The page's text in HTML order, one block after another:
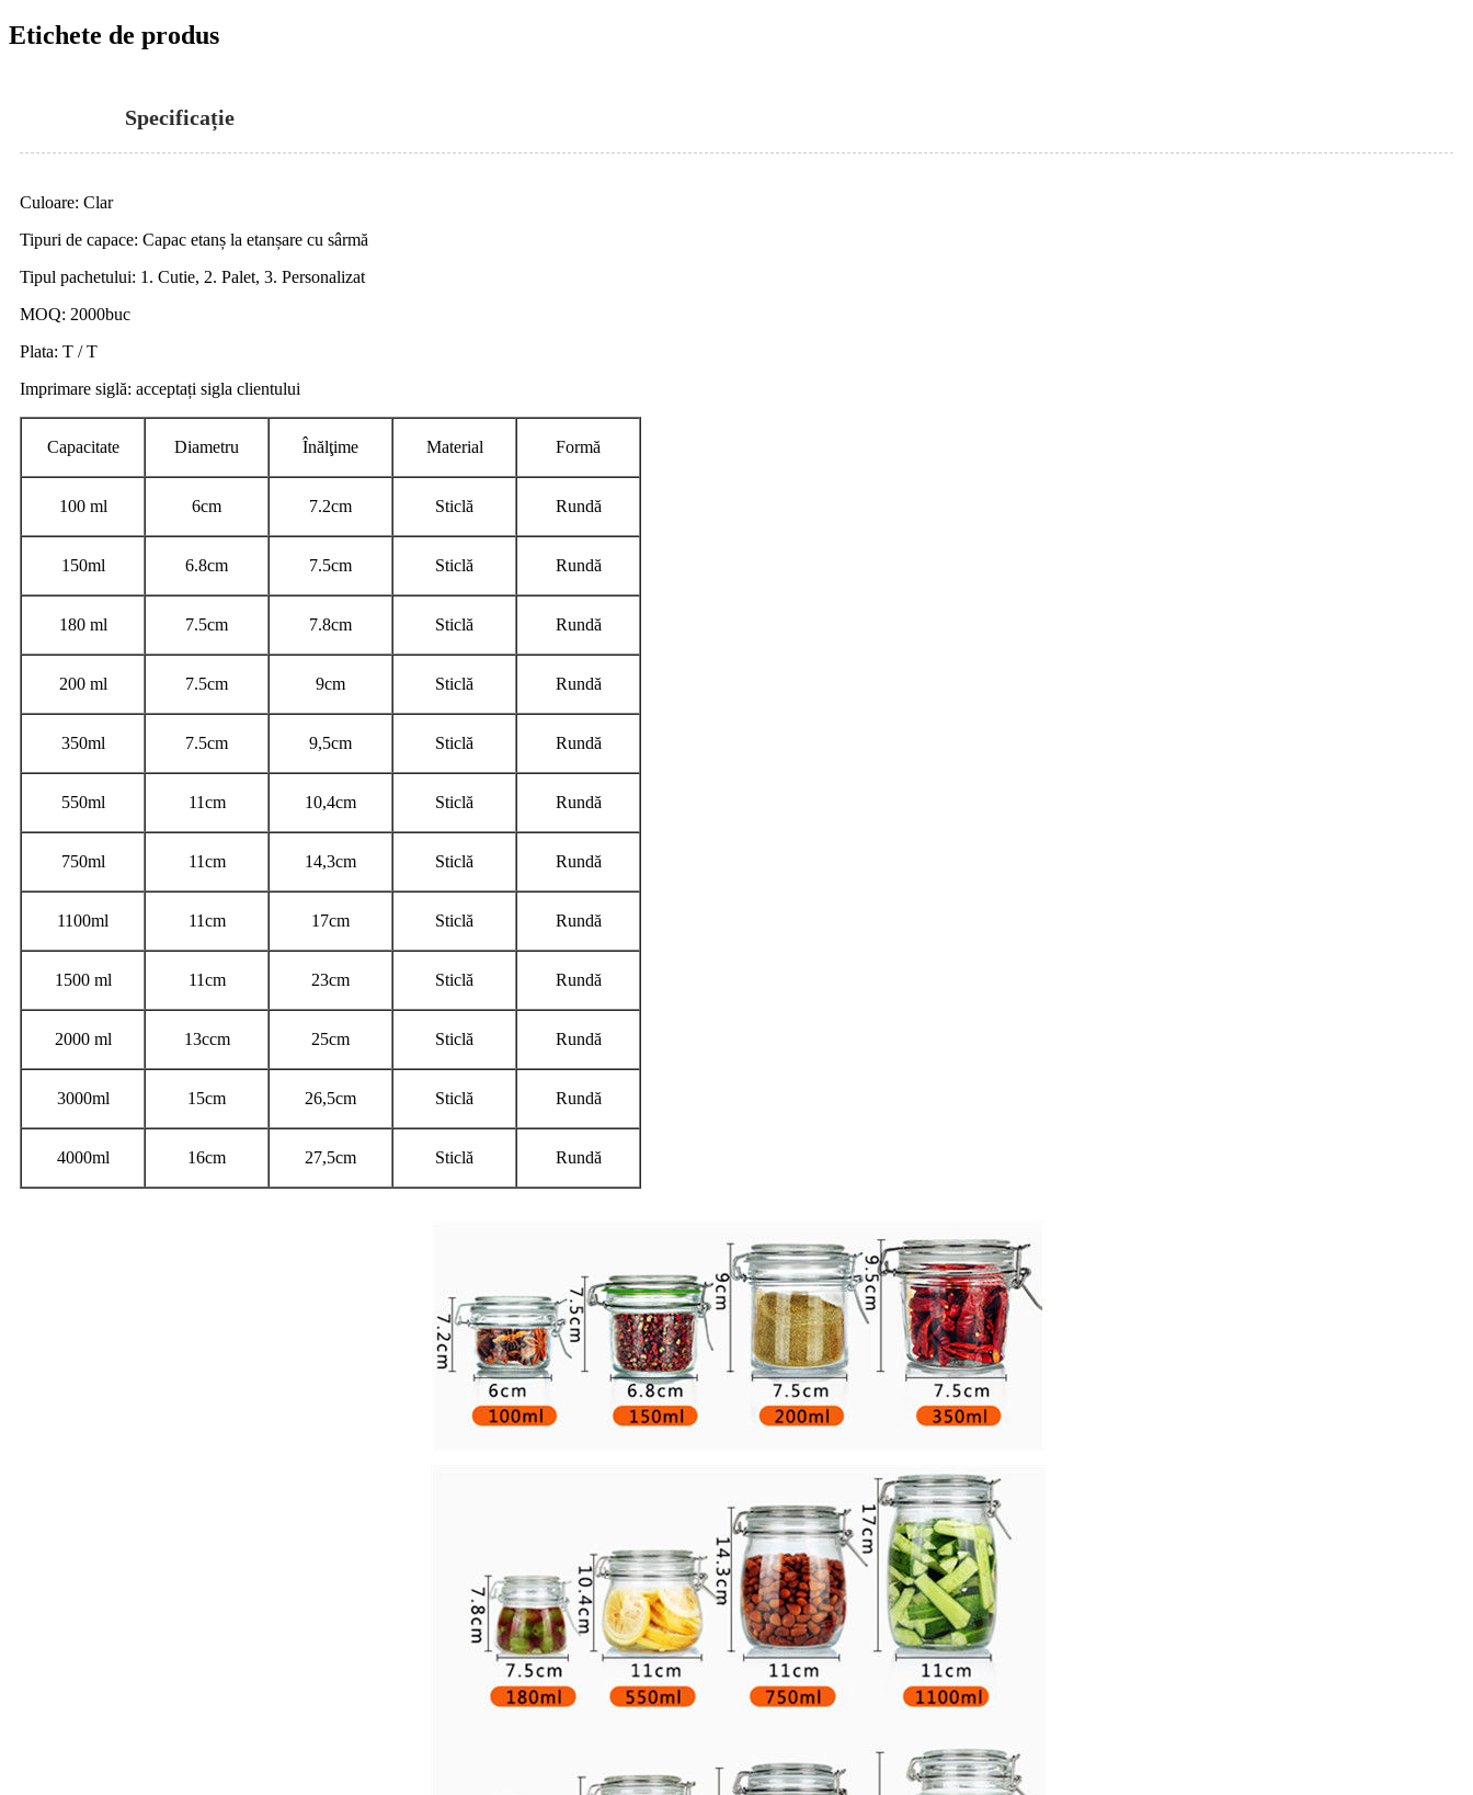
Etichete de produs
Specificație
Culoare: Clar
Tipuri de capace: Capac etanș la etanșare cu sârmă
Tipul pachetului: 1. Cutie, 2. Palet, 3. Personalizat
MOQ: 2000buc
Plata: T / T
Imprimare siglă: acceptați sigla clientului
Capacitate Diametru Înălţime Material Formă
100 ml 6cm 7.2cm Sticlă Rundă
150ml 6.8cm 7.5cm Sticlă Rundă
180 ml 7.5cm 7.8cm Sticlă Rundă
200 ml 7.5cm 9cm Sticlă Rundă
350ml 7.5cm 9,5cm Sticlă Rundă
550ml 11cm 10,4cm Sticlă Rundă
750ml 11cm 14,3cm Sticlă Rundă
1100ml 11cm 17cm Sticlă Rundă
1500 ml 11cm 23cm Sticlă Rundă
2000 ml 13ccm 25cm Sticlă Rundă
3000ml 15cm 26,5cm Sticlă Rundă
4000ml 16cm 27,5cm Sticlă Rundă